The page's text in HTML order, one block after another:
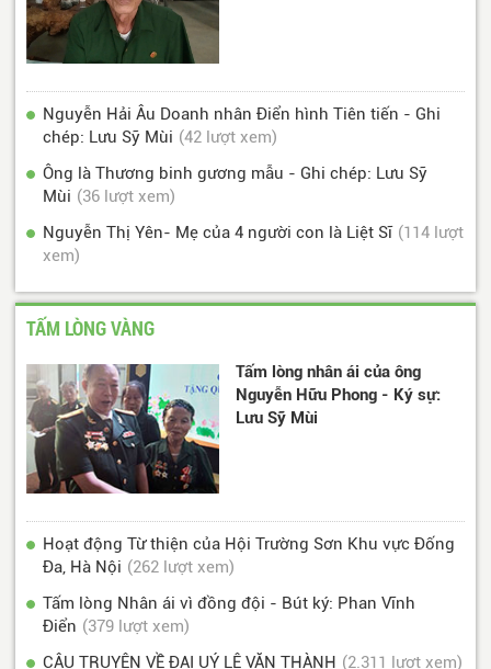
Nguyễn Hải Âu Doanh nhân Điển hình Tiên tiến - Ghi
chép: Lưu Sỹ Mùi (42 lượt xem)
Ông là Thương binh gương mẫu - Ghi chép: Lưu Sỹ
Mùi (36 lượt xem)
Nguyễn Thị Yên- Mẹ của 4 người con là Liệt Sĩ (114 lượt
xem)
TẤM LÒNG VÀNG
Tấm lòng nhân ái của ông
Nguyễn Hữu Phong - Ký sự:
Lưu Sỹ Mùi
Hoạt động Từ thiện của Hội Trường Sơn Khu vực Đống
Đa, Hà Nội (262 lượt xem)
Tấm lòng Nhân ái vì đồng đội - Bút ký: Phan Vĩnh
Điển (379 lượt xem)
CÂU TRUYỆN VỀ ĐẠI UÝ LÊ VĂN THÀNH (2.311 lượt xem)